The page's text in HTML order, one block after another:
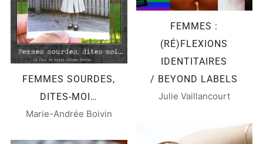
FEMMES :
(RÉ)FLEXIONS
IDENTITAIRES
/ BEYOND LABELS
Julie Vaillancourt
FEMMES SOURDES,
DITES-MOI…
Marie-Andrée Boivin